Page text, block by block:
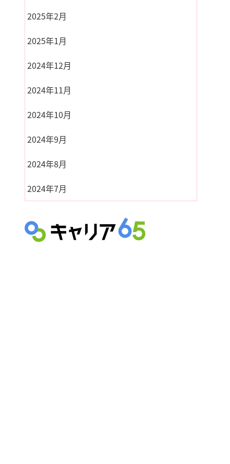
2025年2月
2025年1月
2024年12月
2024年11月
2024年10月
2024年9月
2024年8月
2024年7月